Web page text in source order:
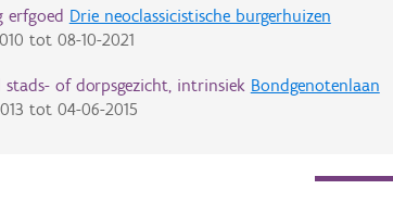
erfgoed Drie neoclassicistische burgerhuizen
tot 08-10-2021
stads- of dorpsgezicht, intrinsiek Bondgenotenlaan
tot 04-06-2015